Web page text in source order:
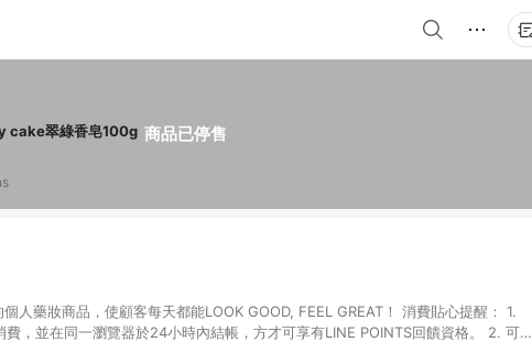
商品已停售
cake翠綠香皂100g
人藥妝商品，使顧客每天都能LOOK GOOD, FEEL GREAT！ 消費貼心提醒： 1.
，並在同一瀏覽器於24小時內結帳，方才可享有LINE POINTS回饋資格。 2. 可同